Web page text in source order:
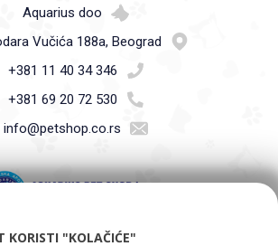
Aquarius doo
Vučića 188a, Beograd
+381 11 40 34 346
+381 69 20 72 530
info@petshop.co.rs
KORISTI "KOLAČIĆE"